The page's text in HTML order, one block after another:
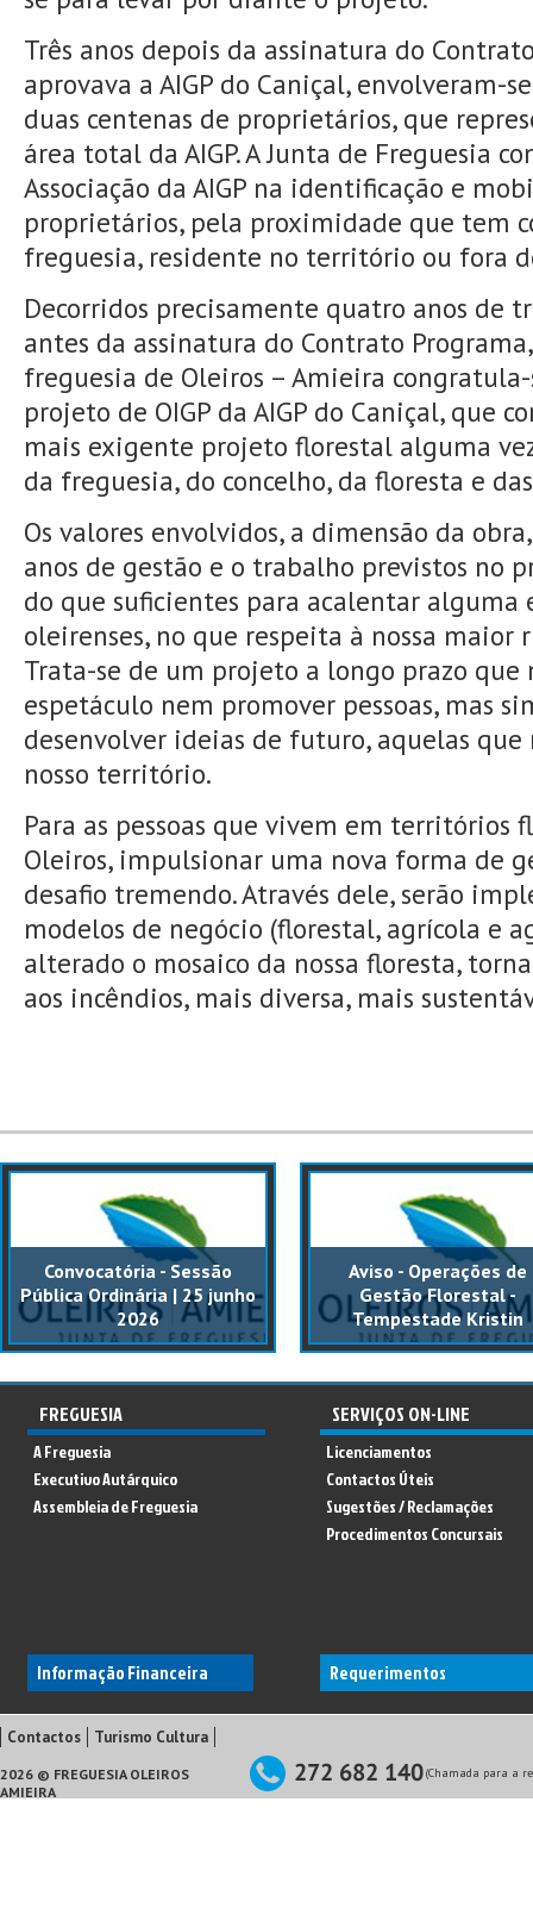
Três anos depois da assinatura do
aprovava a AIGP do Caniçal, envolveram-
duas centenas de proprietários, que
área total da AIGP. A Junta de Freguesia
Associação da AIGP na identificação e
proprietários, pela proximidade que tem
freguesia, residente no território ou fora
Decorridos precisamente quatro anos de
antes da assinatura do Contrato
freguesia de Oleiros – Amieira
projeto de OIGP da AIGP do Caniçal, que
mais exigente projeto florestal alguma
da freguesia, do concelho, da floresta e
Os valores envolvidos, a dimensão da
anos de gestão e o trabalho previstos no
do que suficientes para acalentar alguma
oleirenses, no que respeita à nossa maior
Trata-se de um projeto a longo prazo que
espetáculo nem promover pessoas, mas
desenvolver ideias de futuro, aquelas
nosso território.
Para as pessoas que vivem em territórios
Oleiros, impulsionar uma nova forma de
desafio tremendo. Através dele, serão
modelos de negócio (florestal, agrícola e
alterado o mosaico da nossa floresta,
aos incêndios, mais diversa, mais
Convocatória - Sessão
Pública Ordinária | 25 junho
2026
Aviso - Operações de
Gestão Florestal -
Tempestade Kristin
FREGUESIA
A Freguesia
Executivo Autárquico
Assembleia de Freguesia
Informação Financeira
SERVIÇOS ON-LINE
Licenciamentos
Contactos Úteis
Sugestões / Reclamações
Procedimentos Concursais
Requerimentos
Contactos Turismo Cultura
2026 © FREGUESIA OLEIROS
AMIEIRA
(Chamada para a